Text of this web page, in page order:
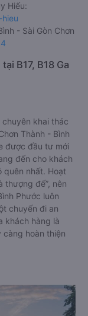
Hiếu:
- Sài Gòn Chơn
B17, B18 Ga
chuyên khai thác
Thành - Bình
được đầu tư mới
đến cho khách
quên nhất. Hoạt
thượng đế”, nên
Phước luôn
chuyến đi an
khách hàng là
hoàn thiện